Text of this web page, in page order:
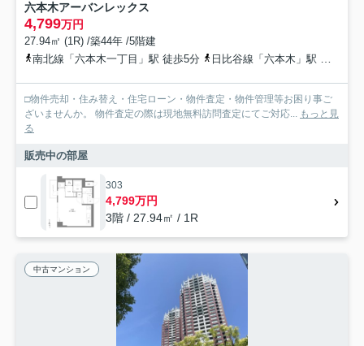
六本木アーバンレックス
4,799万円
27.94㎡ (1R) /築44年 /5階建
南北線「六本木一丁目」駅 徒歩5分
日比谷線「六本木」駅 徒歩7分
□物件売却・住み替え・住宅ローン・物件査定・物件管理等お困り事ご
ざいませんか。 物件査定の際は現地無料訪問査定にてご対応... もっと見
る
販売中の部屋
303
4,799万円
3階 / 27.94㎡ / 1R
中古マンション